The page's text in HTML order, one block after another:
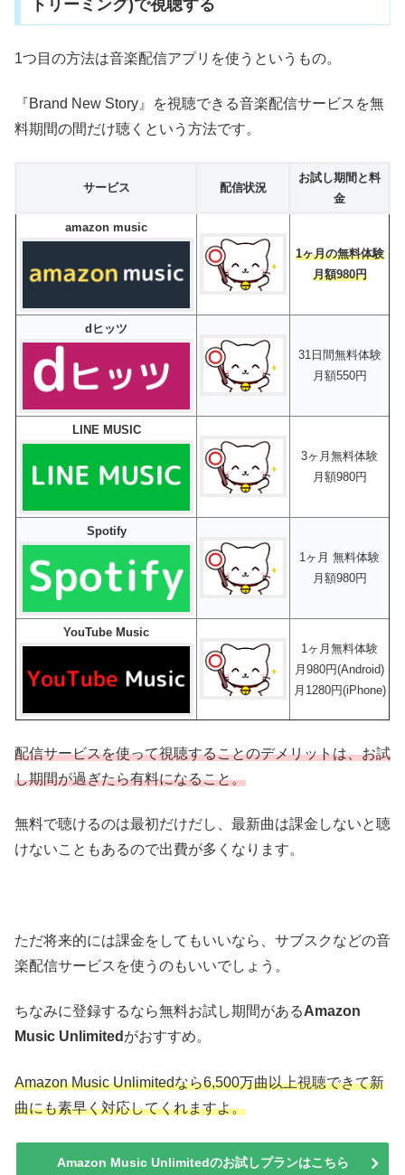
トリーミング)で視聴する
1つ目の方法は音楽配信アプリを使うというもの。
『Brand New Story』を視聴できる音楽配信サービスを無
料期間の間だけ聴くという方法です。
サービス 配信状況
お試し期間と料
金
amazon music
1ヶ月の無料体験
月額980円
dヒッツ
31日間無料体験
月額550円
LINE MUSIC
3ヶ月無料体験
月額980円
Spotify
1ヶ月 無料体験
月額980円
YouTube Music
1ヶ月無料体験
月980円(Android)
月1280円(iPhone)
配信サービスを使って視聴することのデメリットは、お試
し期間が過ぎたら有料になること。
無料で聴けるのは最初だけだし、最新曲は課金しないと聴
けないこともあるので出費が多くなります。
ただ将来的には課金をしてもいいなら、サブスクなどの音
楽配信サービスを使うのもいいでしょう。
ちなみに登録するなら無料お試し期間があるAmazon
Music Unlimited がおすすめ。
Amazon Music Unlimitedなら6,500万曲以上視聴できて新
曲にも素早く対応してくれますよ。
Amazon Music Unlimitedのお試しプランはこちら